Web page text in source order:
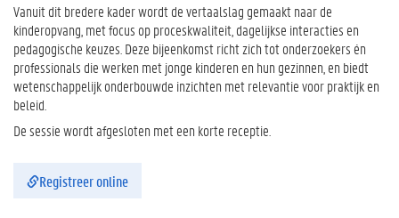
Vanuit dit bredere kader wordt de vertaalslag gemaakt naar de
kinderopvang, met focus op proceskwaliteit, dagelijkse interacties en
pedagogische keuzes. Deze bijeenkomst richt zich tot onderzoekers én
professionals die werken met jonge kinderen en hun gezinnen, en biedt
wetenschappelijk onderbouwde inzichten met relevantie voor praktijk en
beleid.
De sessie wordt afgesloten met een korte receptie.
Registreer online